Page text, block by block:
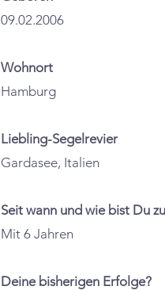
09.02.2006
Wohnort
Hamburg
Liebling-Segelrevier
Gardasee, Italien
Seit wann und wie bist Du
Mit 6 Jahren
Deine bisherigen Erfolge?